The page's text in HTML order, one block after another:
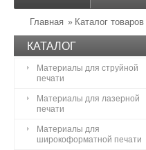
Главная » Каталог товаров
КАТАЛОГ
Материалы для струйной
печати
Материалы для лазерной
печати
Материалы для
широкоформатной печати